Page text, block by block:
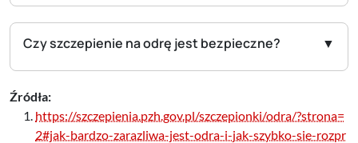
Czy szczepienie na odrę jest bezpieczne?
Źródła:
https://szczepienia.pzh.gov.pl/szczepionki/odra/?strona=
2#jak-bardzo-zarazliwa-jest-odra-i-jak-szybko-sie-rozpr